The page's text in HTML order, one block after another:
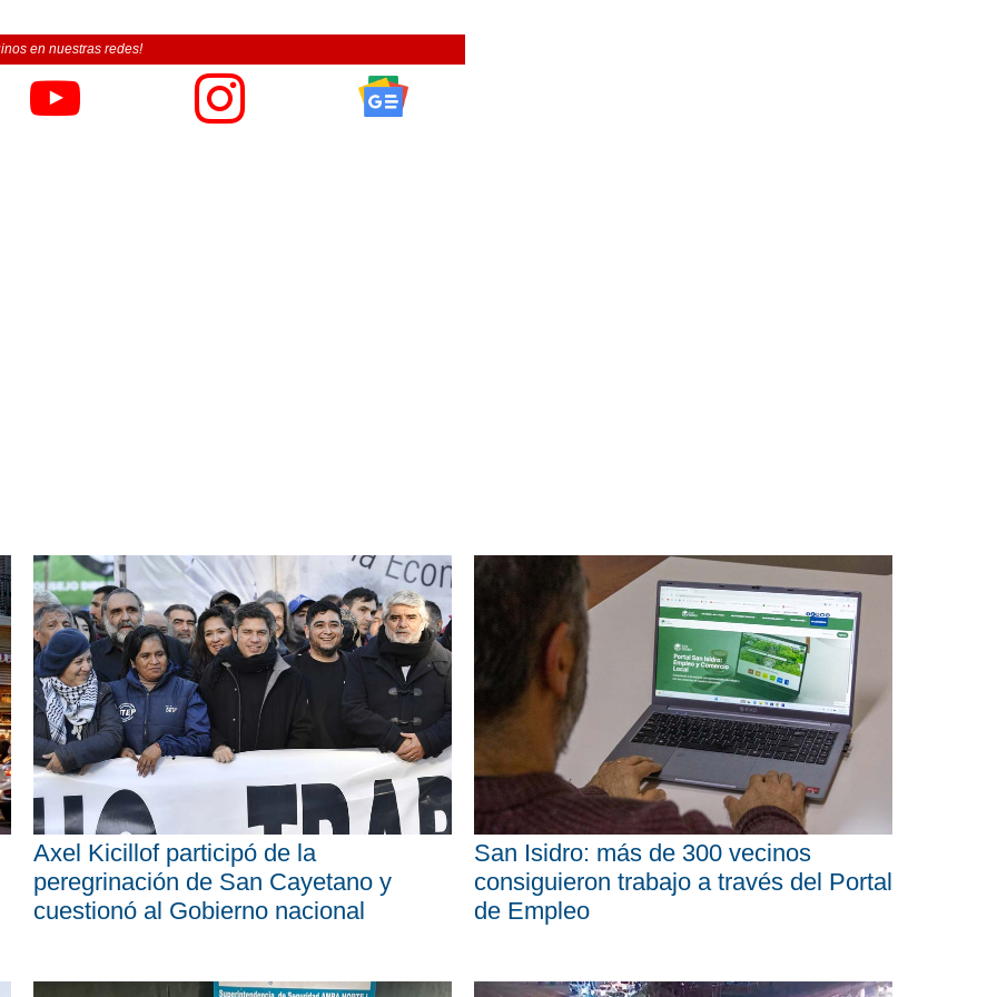
en nuestras redes!
Axel Kicillof participó de la
peregrinación de San Cayetano y
cuestionó al Gobierno nacional
San Isidro: más de 300 vecinos
consiguieron trabajo a través del Portal
de Empleo